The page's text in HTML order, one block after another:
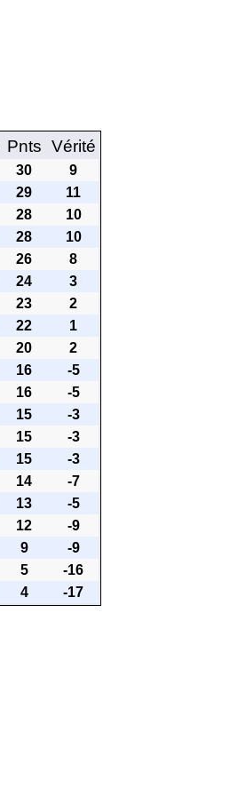
Pnts Vérité
30
9
29
11
28
10
28
10
26
8
24
3
23
2
22
1
20
2
16
-5
16
-5
15
-3
15
-3
15
-3
14
-7
13
-5
12
-9
9
-9
5
-16
4 -17